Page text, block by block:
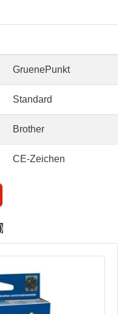
GruenePunkt
Standard
Brother
CE-Zeichen